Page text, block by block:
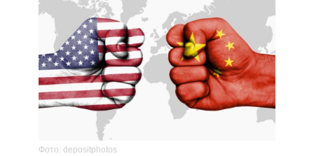
Фото: depositphotos